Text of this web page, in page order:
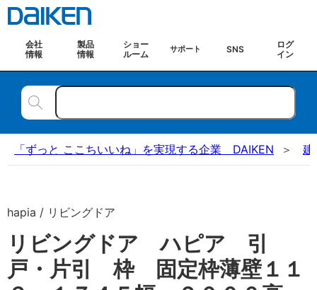
会社
情報
製品
情報
ショー
ルーム
サポート SNS
ログ
イン
「ずっと ここちいいね」を実現する企業 DAIKEN 建
hapia / リビングドア
リビングドア ハピア 引
戸・片引 枠 固定枠薄壁１１